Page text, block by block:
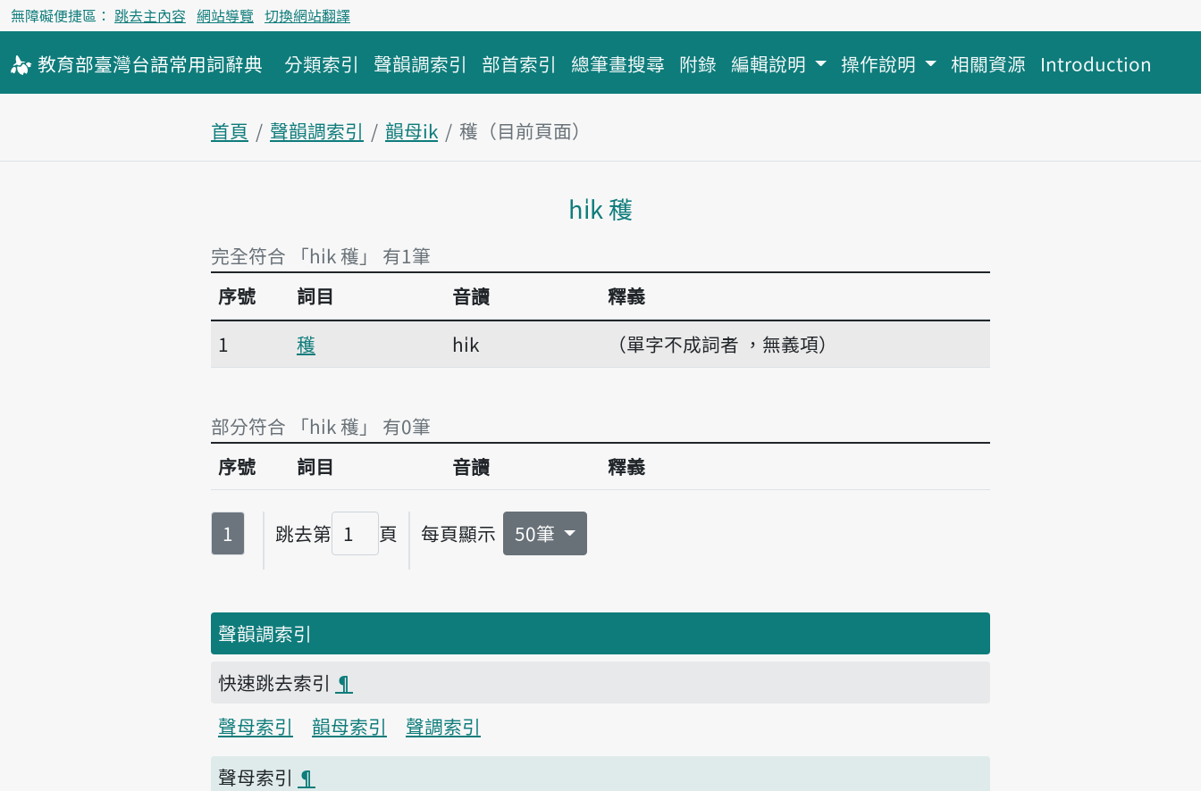
無障礙便捷區： 跳去主內容 網站導覽 切換網站翻譯
教育部臺灣台語常用詞辭典 分類索引 聲韻調索引 部首索引 總筆畫搜尋 附錄 編輯說明 操作說明 相關資源 Introduction
首頁 聲韻調索引 韻母ik
穫（目前頁面）
hi̍k 穫
完全符合 「hi̍k 穫」 有1筆
完全符合 「hi̍k 穫」 有1筆
序號 詞目 音讀
釋義
1
穫 hi̍k （單字不成詞者 ，無義項）
部分符合 「hi̍k 穫」 有0筆
序號 詞目 音讀 釋義
第
1 跳去第
頁碼
頁 每頁顯示 50筆
聲韻調索引
快速跳去索引 ¶
聲母索引
韻母索引
聲調索引
聲母索引 ¶